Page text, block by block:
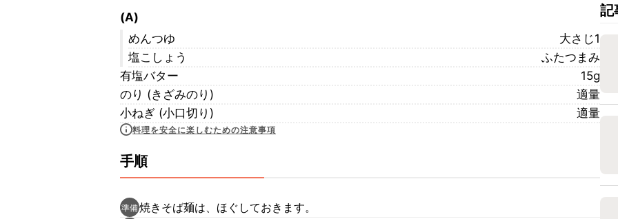
(A)
めんつゆ
大さじ1
塩こしょう
ふたつまみ
有塩バター
15g
のり (きざみのり)
適量
小ねぎ (小口切り)
適量
料理を安全に楽しむための注意事項
手順
準備焼きそば麺は、ほぐしておきます。
記